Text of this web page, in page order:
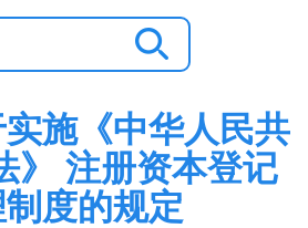
施《中华人民共
》 注册资本登记
度的规定